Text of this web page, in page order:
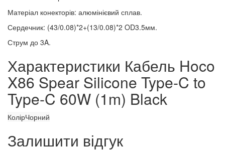
Матеріал конекторів: алюмінієвий сплав.
Сердечник: (43/0.08)*2+(13/0.08)*2 OD3.5мм.
Струм до 3A.
Характеристики Кабель Hoco
X86 Spear Silicone Type-C to
Type-C 60W (1m) Black
КолірЧорний
Залишити відгук